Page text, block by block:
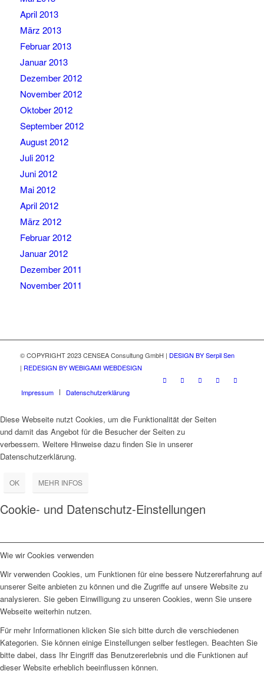
April 2013
März 2013
Februar 2013
Januar 2013
Dezember 2012
November 2012
Oktober 2012
September 2012
August 2012
Juli 2012
Juni 2012
Mai 2012
April 2012
März 2012
Februar 2012
Januar 2012
Dezember 2011
November 2011
© COPYRIGHT 2023 CENSEA Consultung GmbH | DESIGN BY Serpil Sen
| REDESIGN BY WEBIGAMI WEBDESIGN
Impressum Datenschutzerklärung
Diese Webseite nutzt Cookies, um die Funktionalität der Seiten
und damit das Angebot für die Besucher der Seiten zu
verbessern. Weitere Hinweise dazu finden Sie in unserer
Datenschutzerklärung.
OK MEHR INFOS
Cookie- und Datenschutz-Einstellungen
Wie wir Cookies verwenden
Wir verwenden Cookies, um Funktionen für eine bessere Nutzererfahrung auf
unserer Seite anbieten zu können und die Zugriffe auf unsere Website zu
analysieren. Sie geben Einwilligung zu unseren Cookies, wenn Sie unsere
Webseite weiterhin nutzen.
Für mehr Informationen klicken Sie sich bitte durch die verschiedenen
Kategorien. Sie können einige Einstellungen selber festlegen. Beachten Sie
bitte dabei, dass Ihr Eingriff das Benutzererlebnis und die Funktionen auf
dieser Website erheblich beeinflussen können.